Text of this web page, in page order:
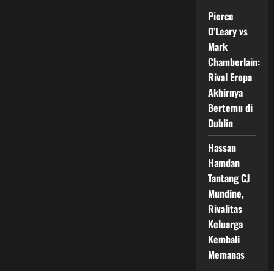
Pierce
O’Leary vs
Mark
Chamberlain:
Rival Eropa
Akhirnya
Bertemu di
Dublin
Hassan
Hamdan
Tantang CJ
Mundine,
Rivalitas
Keluarga
Kembali
Memanas